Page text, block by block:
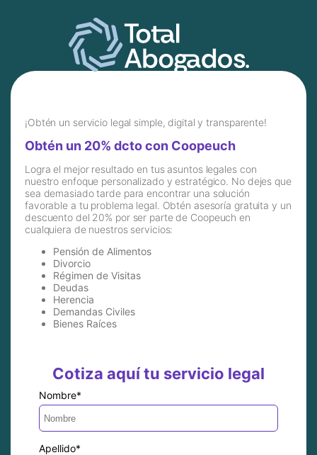
¡Obtén un servicio legal simple, digital y transparente!
Obtén un 20% dcto con Coopeuch
Logra el mejor resultado en tus asuntos legales con
nuestro enfoque personalizado y estratégico. No dejes que
sea demasiado tarde para encontrar una solución
favorable a tu problema legal. Obtén asesoría gratuita y un
descuento del 20% por ser parte de Coopeuch en
cualquiera de nuestros servicios:
Pensión de Alimentos
Divorcio
Régimen de Visitas
Deudas
Herencia
Demandas Civiles
Bienes Raíces
Cotiza aquí tu servicio legal
Nombre*
Apellido*